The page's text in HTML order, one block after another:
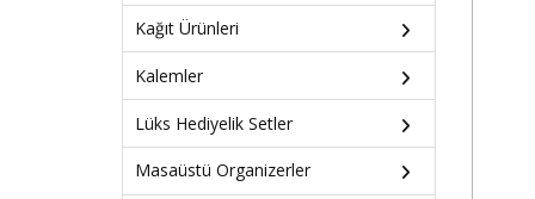
Kağıt Ürünleri
Kalemler
Lüks Hediyelik Setler
Masaüstü Organizerler